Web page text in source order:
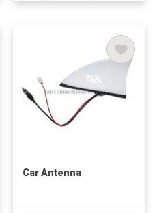
Car Antenna